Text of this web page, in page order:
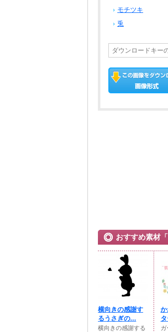
モチツキ
兎
おすすめ素材「
横向きの感謝す
るうさぎの...
横向きの感謝する
ガ